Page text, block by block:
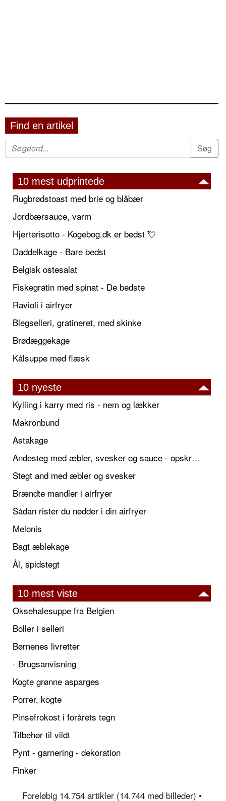
Find en artikel
10 mest udprintede
Rugbrødstoast med brie og blåbær
Jordbærsauce, varm
Hjerterisotto - Kogebog.dk er bedst 💘
Daddelkage - Bare bedst
Belgisk ostesalat
Fiskegratin med spinat - De bedste
Ravioli i airfryer
Blegselleri, gratineret, med skinke
Brødæggekage
Kålsuppe med flæsk
10 nyeste
Kylling i karry med ris - nem og lækker
Makronbund
Astakage
Andesteg med æbler, svesker og sauce - opskrift også til jul
Stegt and med æbler og svesker
Brændte mandler i airfryer
Sådan rister du nødder i din airfryer
Melonis
Bagt æblekage
Ål, spidstegt
10 mest viste
Oksehalesuppe fra Belgien
Boller i selleri
Børnenes livretter
- Brugsanvisning
Kogte grønne asparges
Porrer, kogte
Pinsefrokost i forårets tegn
Tilbehør til vildt
Pynt - garnering - dekoration
Finker
Foreløbig 14.754 artikler (14.744 med billeder) •